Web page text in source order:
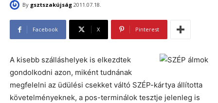
By gsztszakújság 2011.07.18.
Facebook X Pinterest
A kisebb szálláshelyek is elkezdtek
gondolkodni azon, miként tudnának
megfelelni az üdülési csekket váltó SZÉP-kártya állította
követelményeknek, a pos-terminálok tesztje jelenleg is